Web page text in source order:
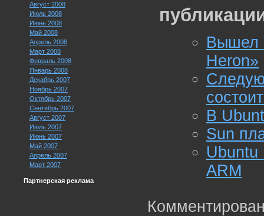
Август 2008
Июль 2008
Июнь 2008
Май 2008
Апрель 2008
Март 2008
Февраль 2008
Январь 2008
Декабрь 2007
Ноябрь 2007
Октябрь 2007
Сентябрь 2007
Август 2007
Июль 2007
Июнь 2007
Май 2007
Апрель 2007
Март 2007
Партнерская реклама
Вышел
Heron»
В
Sun
ARM